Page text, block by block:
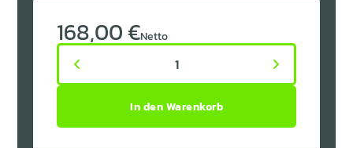
168,00 €Netto
 1 
In den Warenkorb